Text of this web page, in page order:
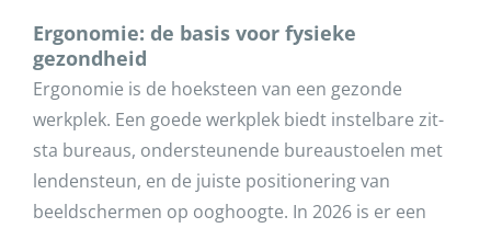
Ergonomie: de basis voor fysieke
gezondheid
Ergonomie is de hoeksteen van een gezonde
werkplek. Een goede werkplek biedt instelbare zit-
sta bureaus, ondersteunende bureaustoelen met
lendensteun, en de juiste positionering van
beeldschermen op ooghoogte. In 2026 is er een